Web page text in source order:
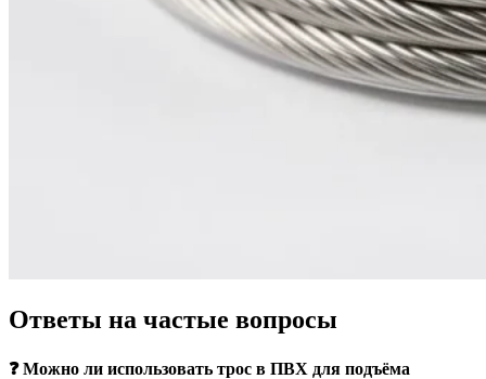
Ответы на частые вопросы
❓ Можно ли использовать трос в ПВХ для подъёма